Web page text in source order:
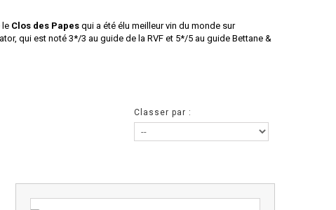
le Clos des Papes qui a été élu meilleur vin du monde sur
qui est noté 3*/3 au guide de la RVF et 5*/5 au guide Bettane &
Classer par :